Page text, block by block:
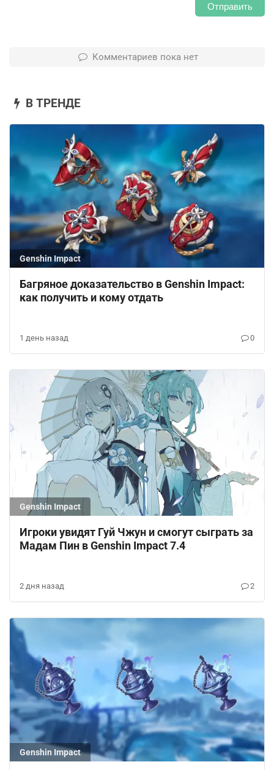
Отправить
Комментариев пока нет
В ТРЕНДЕ
Genshin Impact
Багряное доказательство в Genshin Impact:
как получить и кому отдать
1 день назад 0
Genshin Impact
Игроки увидят Гуй Чжун и смогут сыграть за
Мадам Пин в Genshin Impact 7.4
2 дня назад 2
Genshin Impact